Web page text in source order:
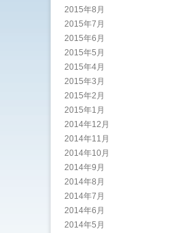
2015年8月
2015年7月
2015年6月
2015年5月
2015年4月
2015年3月
2015年2月
2015年1月
2014年12月
2014年11月
2014年10月
2014年9月
2014年8月
2014年7月
2014年6月
2014年5月